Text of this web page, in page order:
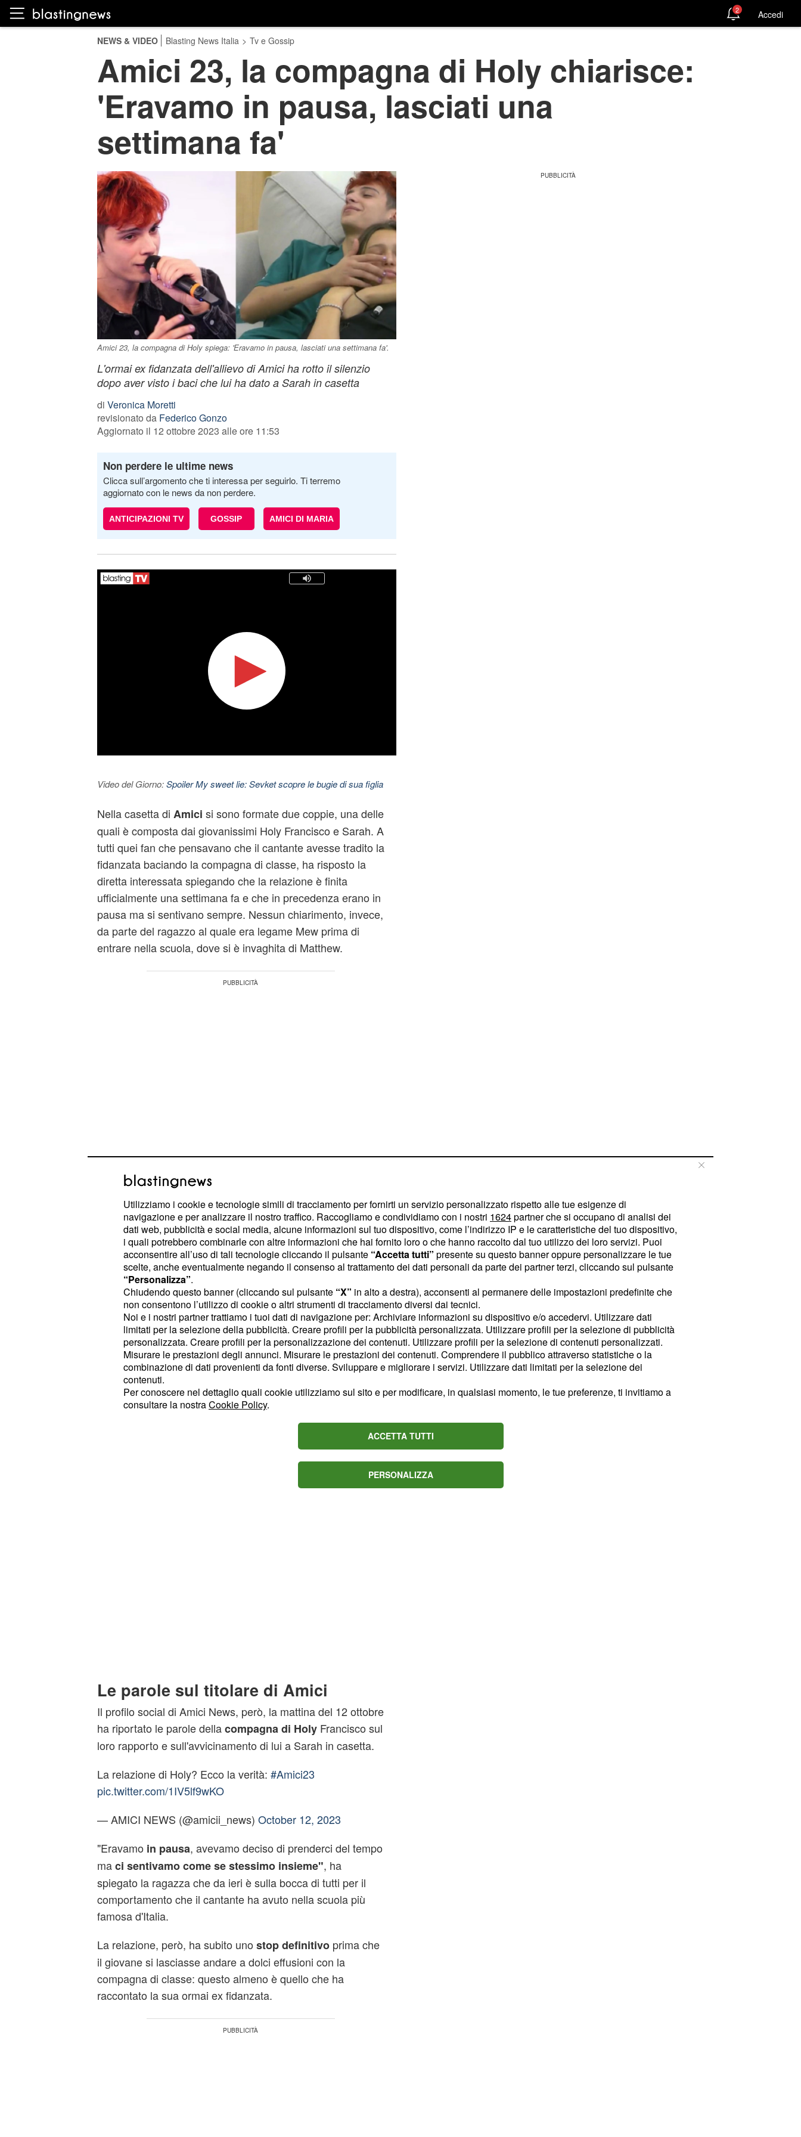
2 Accedi
NEWS & VIDEO Blasting News Italia > Tv e Gossip
Amici 23, la compagna di Holy chiarisce:
'Eravamo in pausa, lasciati una
settimana fa'
Amici 23, la compagna di Holy spiega: 'Eravamo in pausa, lasciati una settimana fa'.
L'ormai ex fidanzata dell'allievo di Amici ha rotto il silenzio
dopo aver visto i baci che lui ha dato a Sarah in casetta
di Veronica Moretti
revisionato da Federico Gonzo
Aggiornato il 12 ottobre 2023 alle ore 11:53
Non perdere le ultime news
Clicca sull’argomento che ti interessa per seguirlo. Ti terremo
aggiornato con le news da non perdere.
ANTICIPAZIONI TV GOSSIP AMICI DI MARIA
Video del Giorno:Spoiler My sweet lie: Sevket scopre le bugie di sua figlia
Nella casetta di Amici si sono formate due coppie, una delle
quali è composta dai giovanissimi Holy Francisco e Sarah. A
tutti quei fan che pensavano che il cantante avesse tradito la
fidanzata baciando la compagna di classe, ha risposto la
diretta interessata spiegando che la relazione è finita
ufficialmente una settimana fa e che in precedenza erano in
pausa ma si sentivano sempre. Nessun chiarimento, invece,
da parte del ragazzo al quale era legame Mew prima di
entrare nella scuola, dove si è invaghita di Matthew.
Aggiornamenti sui ragazzi di Amici
Il daytime di Amici che è andato in onda l'11 ottobre ha
spiazzato i fan per i baci cheHoly Franciscoha dato a
Sarah in casetta: a stupire molti spettatori, è stata la notizia
dell'avvicinamento che il cantante ha avuto con la
compagna di classe pur essendofidanzato.
Questo almeno è quello che emergeva dai social network, e
in particolare daivideoche la dolce metà del giovane
postava su TikTok per supportarlo a distanza in questa
nuova esperienza televisiva.
Per meno di un giorno, dunque, in rete si è parlato di un
possibiletradimentodel "pupillo" di Anna Pettinelli alla
entrato nella scuola, la stessa che lo ha sempre sostenuto
Le parole sul titolare di Amici
Il profilo social di Amici News, però, la mattina del 12 ottobre
ha riportato le parole dellacompagna di HolyFrancisco sul
loro rapporto e sull'avvicinamento di lui a Sarah in casetta.
La relazione di Holy? Ecco la verità: #Amici23
pic.twitter.com/1IV5lf9wKO
— AMICI NEWS (@amicii_news) October 12, 2023
"Eravamo in pausa, avevamo deciso di prenderci del tempo
maci sentivamo come se stessimo insieme", ha
spiegato la ragazza che da ieri è sulla bocca di tutti per il
comportamento che il cantante ha avuto nella scuola più
famosa d'Italia.
La relazione, però, ha subito uno stop definitivoprima che
il giovane si lasciasse andare a dolci effusioni con la
compagna di classe: questo almeno è quello che ha
raccontato la sua ormai ex fidanzata.
Utilizziamo i cookie e tecnologie simili di tracciamento per fornirti un servizio personalizzato rispetto alle tue esigenze di
navigazione e per analizzare il nostro traffico. Raccogliamo e condividiamo con i nostri 1624partner che si occupano di analisi dei
dati web, pubblicità e social media, alcune informazioni sul tuo dispositivo, come l’indirizzo IP e le caratteristiche del tuo dispositivo,
i quali potrebbero combinarle con altre informazioni che hai fornito loro o che hanno raccolto dal tuo utilizzo dei loro servizi. Puoi
acconsentire all’uso di tali tecnologie cliccando il pulsante “Accetta tutti” presente su questo banner oppure personalizzare le tue
scelte, anche eventualmente negando il consenso al trattamento dei dati personali da parte dei partner terzi, cliccando sul pulsante
“Personalizza”.
Chiudendo questo banner (cliccando sul pulsante “X” in alto a destra), acconsenti al permanere delle impostazioni predefinite che
non consentono l’utilizzo di cookie o altri strumenti di tracciamento diversi dai tecnici.
Noi e i nostri partner trattiamo i tuoi dati di navigazione per: Archiviare informazioni su dispositivo e/o accedervi. Utilizzare dati
limitati per la selezione della pubblicità. Creare profili per la pubblicità personalizzata. Utilizzare profili per la selezione di pubblicità
personalizzata. Creare profili per la personalizzazione dei contenuti. Utilizzare profili per la selezione di contenuti personalizzati.
Misurare le prestazioni degli annunci. Misurare le prestazioni dei contenuti. Comprendere il pubblico attraverso statistiche o la
combinazione di dati provenienti da fonti diverse. Sviluppare e migliorare i servizi. Utilizzare dati limitati per la selezione dei
contenuti.
Per conoscere nel dettaglio quali cookie utilizziamo sul sito e per modificare, in qualsiasi momento, le tue preferenze, ti invitiamo a
consultare la nostraCookie Policy.
ACCETTA TUTTI
PERSONALIZZA